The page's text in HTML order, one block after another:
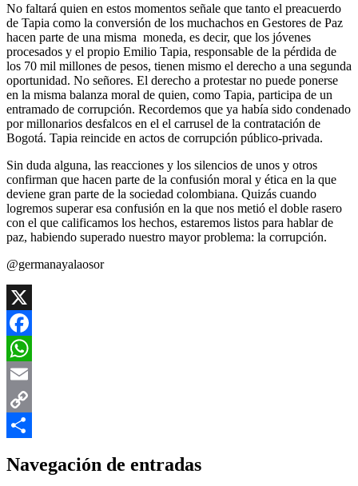
No faltará quien en estos momentos señale que tanto el preacuerdo
de Tapia como la conversión de los muchachos en Gestores de Paz
hacen parte de una misma moneda, es decir, que los jóvenes
procesados y el propio Emilio Tapia, responsable de la pérdida de
los 70 mil millones de pesos, tienen mismo el derecho a una segunda
oportunidad. No señores. El derecho a protestar no puede ponerse
en la misma balanza moral de quien, como Tapia, participa de un
entramado de corrupción. Recordemos que ya había sido condenado
por millonarios desfalcos en el el carrusel de la contratación de
Bogotá. Tapia reincide en actos de corrupción público-privada.
Sin duda alguna, las reacciones y los silencios de unos y otros
confirman que hacen parte de la confusión moral y ética en la que
deviene gran parte de la sociedad colombiana. Quizás cuando
logremos superar esa confusión en la que nos metió el doble rasero
con el que calificamos los hechos, estaremos listos para hablar de
paz, habiendo superado nuestro mayor problema: la corrupción.
@germanayalaosor
X
Facebook
WhatsApp
Email
Copy
Navegación de entradas